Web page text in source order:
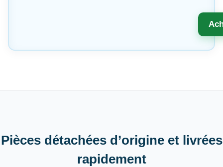
Pièces détachées d’origine et livrées
rapidement